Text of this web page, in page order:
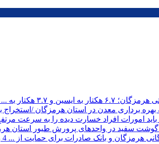
ایسین و ۳.۷ هکتار به ...
امورات افراد خسارت دیده را به سرعت
هرمزگان و بانک صادرات برای حمایت از ... 4 روز پیش